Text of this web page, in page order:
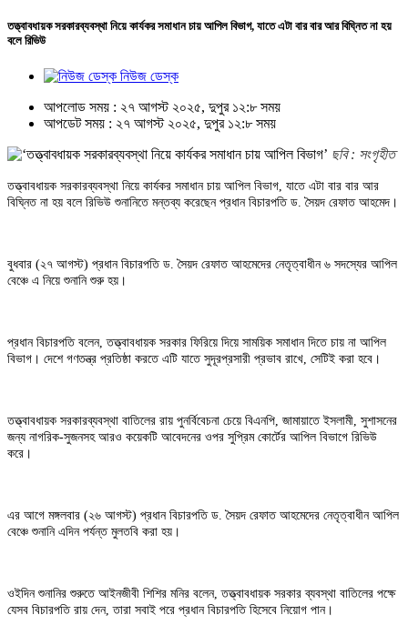
তত্ত্বাবধায়ক সরকারব্যবস্থা নিয়ে কার্যকর সমাধান চায় আপিল বিভাগ, যাতে এটা বার বার আর বিঘ্নিত না হয়
বলে রিভিউ
নিউজ ডেস্ক
আপলোড সময় : ২৭ আগস্ট ২০২৫, দুপুর ১২:৮ সময়
আপডেট সময় : ২৭ আগস্ট ২০২৫, দুপুর ১২:৮ সময়
ছবি : সংগৃহীত
তত্ত্বাবধায়ক সরকারব্যবস্থা নিয়ে কার্যকর সমাধান চায় আপিল বিভাগ, যাতে এটা বার বার আর
বিঘ্নিত না হয় বলে রিভিউ শুনানিতে মন্তব্য করেছেন প্রধান বিচারপতি ড. সৈয়দ রেফাত আহমেদ।
বুধবার (২৭ আগস্ট) প্রধান বিচারপতি ড. সৈয়দ রেফাত আহমেদের নেতৃত্বাধীন ৬ সদস্যের আপিল
বেঞ্চে এ নিয়ে শুনানি শুরু হয়।
প্রধান বিচারপতি বলেন, তত্ত্বাবধায়ক সরকার ফিরিয়ে দিয়ে সাময়িক সমাধান দিতে চায় না আপিল
বিভাগ। দেশে গণতন্ত্র প্রতিষ্ঠা করতে এটি যাতে সুদূরপ্রসারী প্রভাব রাখে, সেটিই করা হবে।
তত্ত্বাবধায়ক সরকারব্যবস্থা বাতিলের রায় পুনর্বিবেচনা চেয়ে বিএনপি, জামায়াতে ইসলামী, সুশাসনের
জন্য নাগরিক-সুজনসহ আরও কয়েকটি আবেদনের ওপর সুপ্রিম কোর্টের আপিল বিভাগে রিভিউ
করে।
এর আগে মঙ্গলবার (২৬ আগস্ট) প্রধান বিচারপতি ড. সৈয়দ রেফাত আহমেদের নেতৃত্বাধীন আপিল
বেঞ্চে শুনানি এদিন পর্যন্ত মুলতবি করা হয়।
ওইদিন শুনানির শুরুতে আইনজীবী শিশির মনির বলেন, তত্ত্বাবধায়ক সরকার ব্যবস্থা বাতিলের পক্ষে
যেসব বিচারপতি রায় দেন, তারা সবাই পরে প্রধান বিচারপতি হিসেবে নিয়োগ পান।